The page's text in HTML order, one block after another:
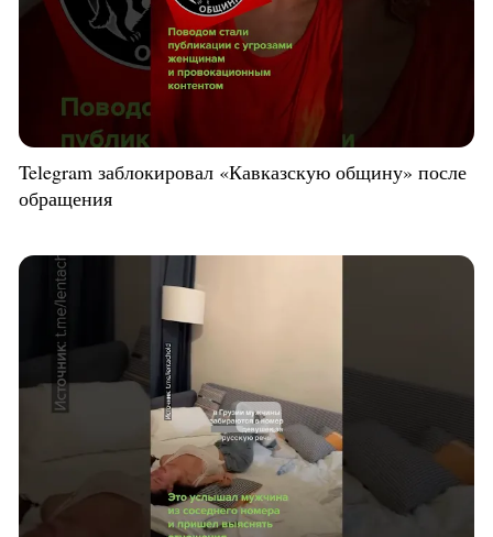
Telegram заблокировал «Кавказскую общину» после
обращения